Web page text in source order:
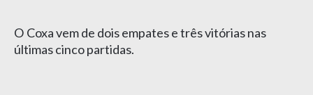
O Coxa vem de dois empates e três vitórias nas
últimas cinco partidas.